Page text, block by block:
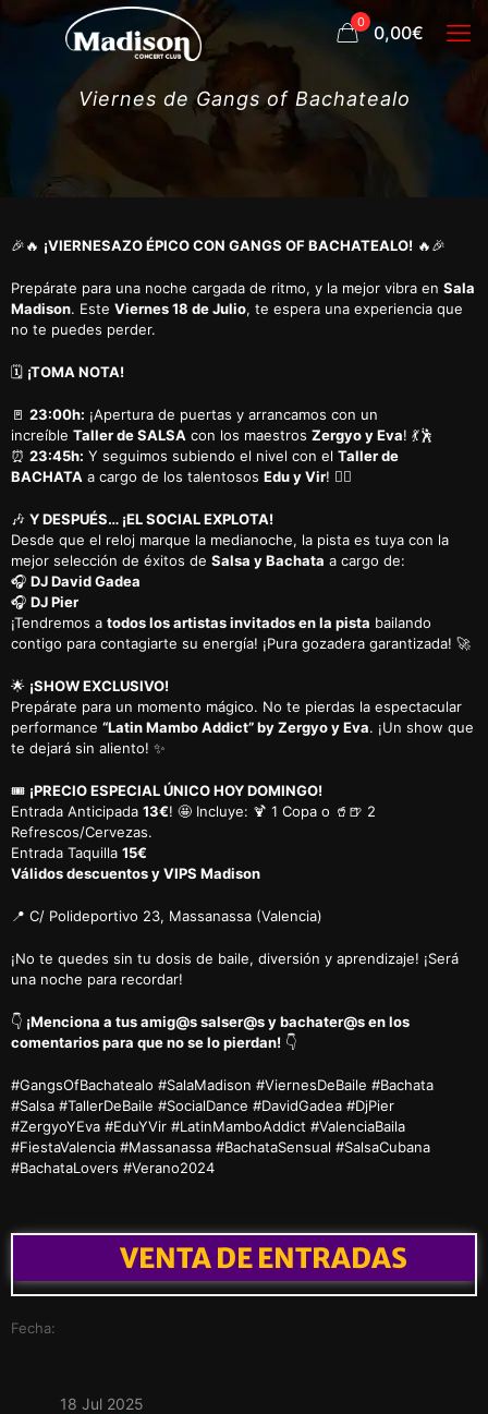
0 0,00€
Viernes de Gangs of Bachatealo
🎉🔥 ¡VIERNESAZO ÉPICO CON GANGS OF BACHATEALO! 🔥🎉
Prepárate para una noche cargada de ritmo, y la mejor vibra en Sala
Madison. Este Viernes 18 de Julio, te espera una experiencia que
no te puedes perder.
🗓️ ¡TOMA NOTA!
🚪 23:00h: ¡Apertura de puertas y arrancamos con un
increíble Taller de SALSA con los maestros Zergyo y Eva! 💃🕺
⏰ 23:45h: Y seguimos subiendo el nivel con el Taller de
BACHATA a cargo de los talentosos Edu y Vir! ❤️‍🔥
🎶 Y DESPUÉS… ¡EL SOCIAL EXPLOTA!
Desde que el reloj marque la medianoche, la pista es tuya con la
mejor selección de éxitos de Salsa y Bachata a cargo de:
🎧 DJ David Gadea
🎧 DJ Pier
¡Tendremos a todos los artistas invitados en la pista bailando
contigo para contagiarte su energía! ¡Pura gozadera garantizada! 🚀
🌟 ¡SHOW EXCLUSIVO!
Prepárate para un momento mágico. No te pierdas la espectacular
performance “Latin Mambo Addict” by Zergyo y Eva. ¡Un show que
te dejará sin aliento! ✨
🎟️ ¡PRECIO ESPECIAL ÚNICO HOY DOMINGO!
Entrada Anticipada 13€! 🤩 Incluye: 🍹 1 Copa o 🥤🍺 2
Refrescos/Cervezas.
Entrada Taquilla 15€
Válidos descuentos y VIPS Madison
📍 C/ Polideportivo 23, Massanassa (Valencia)
¡No te quedes sin tu dosis de baile, diversión y aprendizaje! ¡Será
una noche para recordar!
👇 ¡Menciona a tus amig@s salser@s y bachater@s en los
comentarios para que no se lo pierdan! 👇
#GangsOfBachatealo #SalaMadison #ViernesDeBaile #Bachata
#Salsa #TallerDeBaile #SocialDance #DavidGadea #DjPier
#ZergyoYEva #EduYVir #LatinMamboAddict #ValenciaBaila
#FiestaValencia #Massanassa #BachataSensual #SalsaCubana
#BachataLovers #Verano2024
VENTA DE ENTRADAS
Fecha:
18 Jul 2025